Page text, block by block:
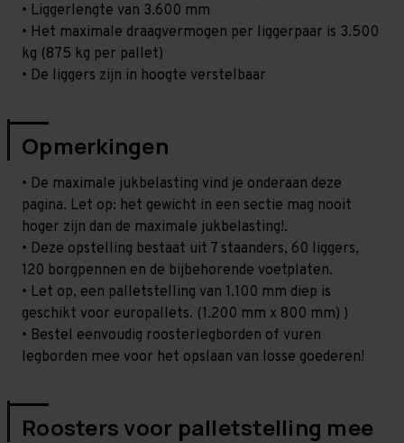
• Liggerlengte van 3.600 mm
• Het maximale draagvermogen per liggerpaar is 3.500
kg (875 kg per pallet)
• De liggers zijn in hoogte verstelbaar
Opmerkingen
• De maximale jukbelasting vind je onderaan deze
pagina. Let op: het gewicht in een sectie mag nooit
hoger zijn dan de maximale jukbelasting!.
• Deze opstelling bestaat uit 7 staanders, 60 liggers,
120 borgpennen en de bijbehorende voetplaten.
• Let op, een palletstelling van 1.100 mm diep is
geschikt voor europallets. (1.200 mm x 800 mm) )
• Bestel eenvoudig roosterlegborden of vuren
legborden mee voor het opslaan van losse goederen!
Roosters voor palletstelling mee